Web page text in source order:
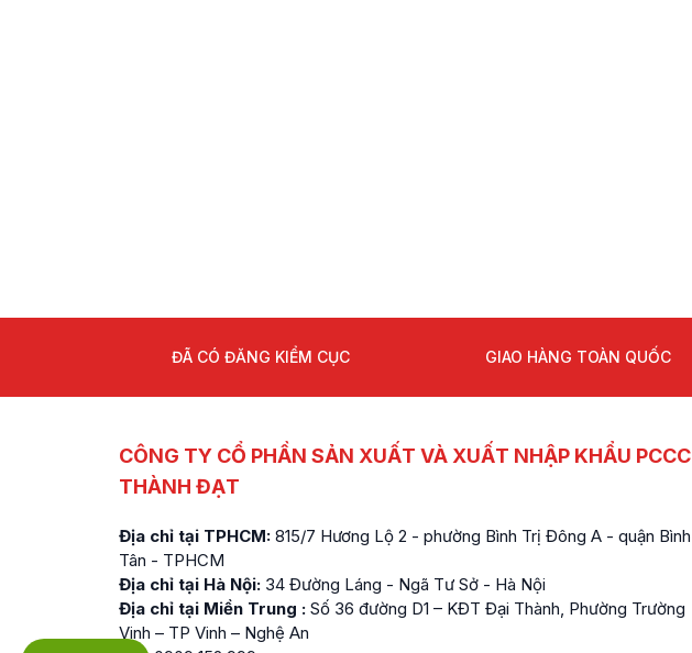
ĐÃ CÓ ĐĂNG KIỂM CỤC GIAO HÀNG TOÀN QUỐC
CÔNG TY CỔ PHẦN SẢN XUẤT VÀ XUẤT NHẬP KHẨU PCCC
THÀNH ĐẠT
Địa chỉ tại TPHCM: 815/7 Hương Lộ 2 - phường Bình Trị Đông A - quận Bình
Tân - TPHCM
Địa chỉ tại Hà Nội: 34 Đường Láng - Ngã Tư Sở - Hà Nội
Địa chỉ tại Miền Trung : Số 36 đường D1 – KĐT Đại Thành, Phường Trường
Vinh – TP Vinh – Nghệ An